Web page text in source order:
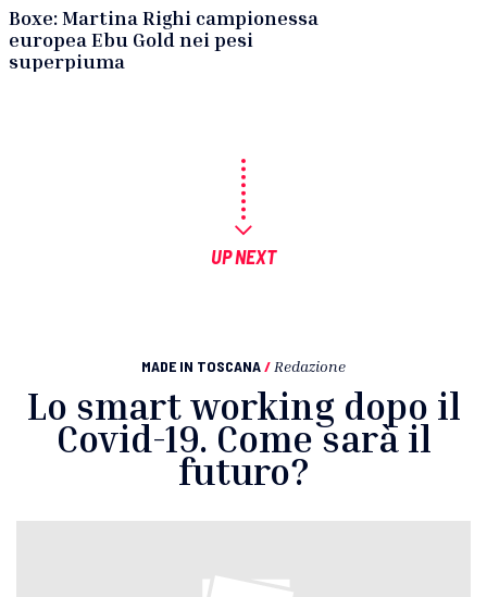
Boxe: Martina Righi campionessa
europea Ebu Gold nei pesi
superpiuma
UP NEXT
MADE IN TOSCANA/ Redazione
Lo smart working dopo il
Covid-19. Come sarà il
futuro?